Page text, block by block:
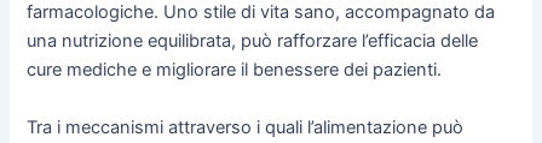
farmacologiche. Uno stile di vita sano, accompagnato da
una nutrizione equilibrata, può rafforzare l’efficacia delle
cure mediche e migliorare il benessere dei pazienti.
Tra i meccanismi attraverso i quali l’alimentazione può